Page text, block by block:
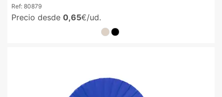
Ref: 80879
Precio desde 0,65€/ud.